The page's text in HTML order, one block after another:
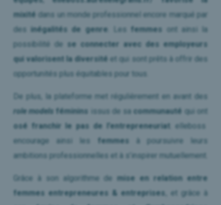
mixité dans un monde professionnel encore marqué par
des inégalités de genre . Les femmes ont ainsi la
possibilité de
se connecter avec des employeurs
qui valorisent la diversité et qui sont prêts à offrir des
opportunités plus équitables pour tous.
De plus, la plateforme met régulièrement en avant des
role models féminins issus de sa communauté qui ont
osé franchir le pas de l’entrepreneuriat . elleboss
encourage ainsi les
femmes à poursuivre leurs
ambitions professionnelles et à s’inspirer mutuellement.
Grâce à son algorithme de mise en relation entre
femmes entrepreneures & entreprises , et grâce à